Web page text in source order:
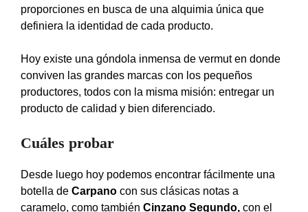
proporciones en busca de una alquimia única que
definiera la identidad de cada producto.
Hoy existe una góndola inmensa de vermut en donde
conviven las grandes marcas con los pequeños
productores, todos con la misma misión: entregar un
producto de calidad y bien diferenciado.
Cuáles probar
Desde luego hoy podemos encontrar fácilmente una
botella de Carpano con sus clásicas notas a
caramelo, como también Cinzano Segundo, con el